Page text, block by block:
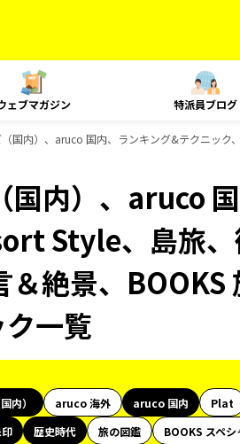
ェブマガジン 特派員ブログ
国内）、aruco 国内、ランキング&テクニック
国内）、aruco
Style、島旅
絶景、BOOKS
一覧
内） aruco 海外 aruco 国内
Plat
歴史時代 旅の図鑑
BOOKS スペ